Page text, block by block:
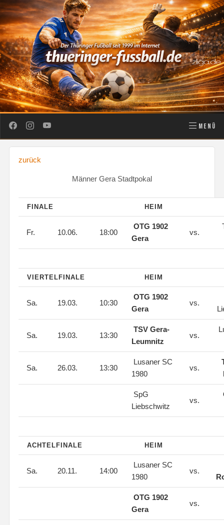
MENÜ
zurück
Männer Gera Stadtpokal
FINALE HEIM
Fr. 10.06. 18:00
OTG 1902
Gera
vs.
VIERTELFINALE HEIM
Sa. 19.03. 10:30
OTG 1902
Gera
vs.
Sa. 19.03. 13:30
TSV Gera-
Leumnitz
vs.
Sa. 26.03. 13:30
Lusaner SC
1980
vs.
SpG
Liebschwitz
vs.
ACHTELFINALE HEIM
Sa. 20.11. 14:00
Lusaner SC
1980
vs.
OTG 1902
Gera
vs.